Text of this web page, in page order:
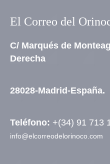
El Correo del
C/ Marqués de
Derecha
28028-Madrid-España.
Teléfono: +(34) 91 713
info@elcorreodelorinoco.com